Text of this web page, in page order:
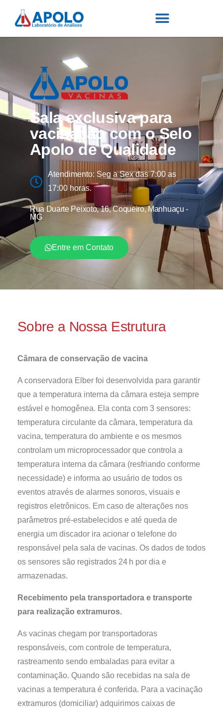
Sala exclusiva para
vacinação com o Selo
Apolo de Qualidade
Atendimento: Seg a Sex das 7:00 as
17:00 horas.
Rua Duarte Peixoto, 16, Coqueiro, Manhuaçu -
MG
Entre em Contato
Sobre a Nossa Estrutura
Câmara de conservação de vacina
A conservadora Elber foi desenvolvida para garantir
que a temperatura interna da câmara esteja sempre
estável e homogênea. Ela conta com 3 sensores:
temperatura circulante da câmara, temperatura da
vacina, temperatura do ambiente e os mesmos
controlam um microprocessador que controla a
temperatura interna da câmara (resfriando conforme
necessidade) e informa ao usuário de todos os
eventos através de alarmes sonoros, visuais e
registros eletrônicos. Em caso de alterações nos
parâmetros pré-estabelecidos e até queda de
energia um discador ira acionar o telefone do
responsável pela sala de vacinas. Os dados de todos
os sensores são registrados 24 h por dia e
armazenadas.
Recebimento pela transportadora e transporte
para realização extramuros.
As vacinas chegam por transportadoras
responsáveis, com controle de temperatura,
rastreamento sendo embaladas para evitar a
contaminação. Quando são recebidas na sala de
vacinas a temperatura é conferida. Para a vacinação
extramuros (domiciliar) adquirimos caixas de